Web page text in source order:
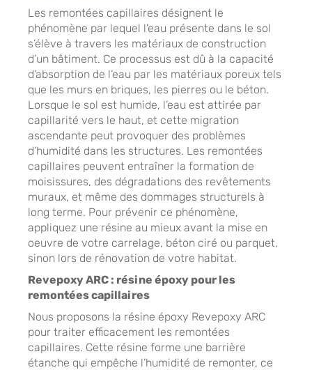
Les remontées capillaires désignent le
phénomène par lequel l’eau présente dans le sol
s’élève à travers les matériaux de construction
d’un bâtiment. Ce processus est dû à la capacité
d’absorption de l’eau par les matériaux poreux tels
que les murs en briques, les pierres ou le béton.
Lorsque le sol est humide, l’eau est attirée par
capillarité vers le haut, et cette migration
ascendante peut provoquer des problèmes
d’humidité dans les structures. Les remontées
capillaires peuvent entraîner la formation de
moisissures, des dégradations des revêtements
muraux, et même des dommages structurels à
long terme. Pour prévenir ce phénomène,
appliquez une résine au mieux avant la mise en
oeuvre de votre carrelage, béton ciré ou parquet,
sinon lors de rénovation de votre habitat.
Revepoxy ARC : résine époxy pour les
remontées capillaires
Nous proposons la résine époxy Revepoxy ARC
pour traiter efficacement les remontées
capillaires. Cette résine forme une barrière
étanche qui empêche l’humidité de remonter, ce